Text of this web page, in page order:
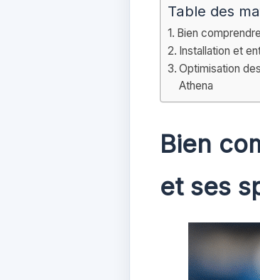
Table des
Bien
Installation et
Optimisation
Athena
Bien
et ses